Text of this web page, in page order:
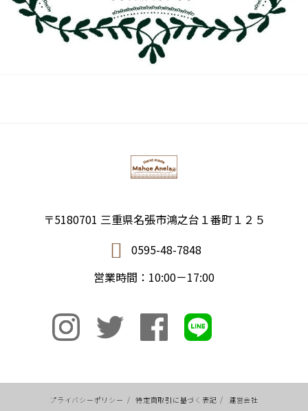
〒5180701 三重県名張市鴻之台１番町１２５
0595-48-7848
営業時間：10:00－17:00
プライバシーポリシー / 特定商取引に基づく表記 / 運営会社